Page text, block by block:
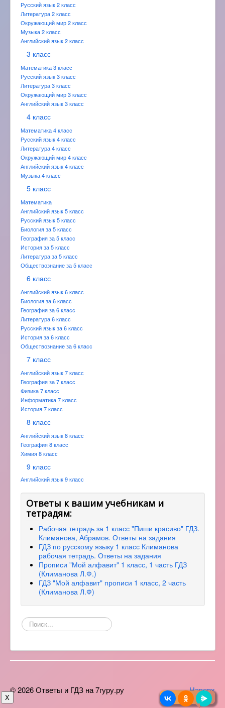
Русский язык 2 класс
Литература 2 класс
Окружающий мир 2 класс
Музыка 2 класс
Английский язык 2 класс
3 класс
Математика 3 класс
Русский язык 3 класс
Литература 3 класс
Окружающий мир 3 класс
Английский язык 3 класс
4 класс
Математика 4 класс
Русский язык 4 класс
Литература 4 класс
Окружающий мир 4 класс
Английский язык 4 класс
Музыка 4 класс
5 класс
Математика
Английский язык 5 класс
Русский язык 5 класс
Биология за 5 класс
География за 5 класс
История за 5 класс
Литература за 5 класс
Обществознание за 5 класс
6 класс
Английский язык 6 класс
Биология за 6 класс
География за 6 класс
Литература 6 класс
Русский язык за 6 класс
История за 6 класс
Обществознание за 6 класс
7 класс
Английский язык 7 класс
География за 7 класс
Физика 7 класс
Информатика 7 класс
История 7 класс
8 класс
Английский язык 8 класс
География 8 класс
Химия 8 класс
9 класс
Английский язык 9 класс
Ответы к вашим учебникам и
тетрадям:
Рабочая тетрадь за 1 класс "Пиши красиво" ГДЗ.
Климанова, Абрамов. Ответы на задания
ГДЗ по русскому языку 1 класс Климанова
рабочая тетрадь. Ответы на задания
Прописи "Мой алфавит" 1 класс, 1 часть ГДЗ
(Климанова Л.Ф.)
ГДЗ "Мой алфавит" прописи 1 класс, 2 часть
(Климанова Л.Ф)
Поиск
по
X
Наверх
© 2026 Ответы и ГДЗ на 7гуру.ру